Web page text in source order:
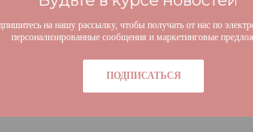
на нашу рассылку, чтобы получать от нас по
персонализированные сообщения и маркетинговые
ПОДПИСАТЬСЯ